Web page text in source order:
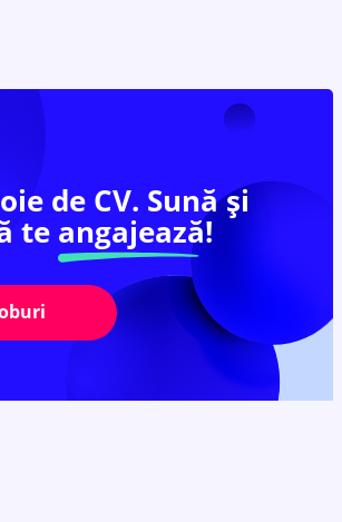
de CV. Sună și
te angajează!